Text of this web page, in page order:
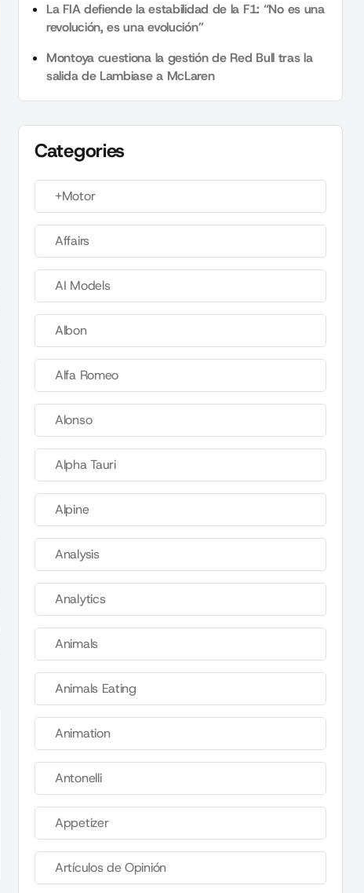
La FIA defiende la estabilidad de la F1: “No es una
revolución, es una evolución”
Montoya cuestiona la gestión de Red Bull tras la
salida de Lambiase a McLaren
Categories
+Motor
Affairs
AI Models
Albon
Alfa Romeo
Alonso
Alpha Tauri
Alpine
Analysis
Analytics
Animals
Animals Eating
Animation
Antonelli
Appetizer
Artículos de Opinión